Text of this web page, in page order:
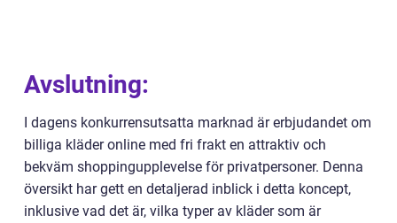
Avslutning:
I dagens konkurrensutsatta marknad är erbjudandet om
billiga kläder online med fri frakt en attraktiv och
bekväm shoppingupplevelse för privatpersoner. Denna
översikt har gett en detaljerad inblick i detta koncept,
inklusive vad det är, vilka typer av kläder som är